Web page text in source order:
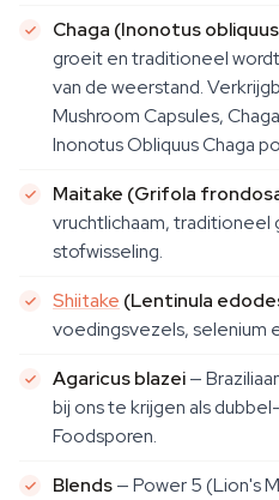
Chaga (Inonotus
groeit en traditioneel
van de weerstand.
Mushroom Capsules,
Inonotus Obliquus Chaga
Maitake (Grifola
vruchtlichaam, traditioneel
stofwisseling.
Shiitake (Lentinula
voedingsvezels, selenium
Agaricus blazei—
bij ons te krijgen als
Foodsporen.
Blends— Power 5 (Lion's